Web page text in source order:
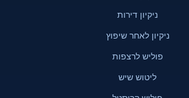
ניקיון דירות
ניקיון לאחר שיפוץ
פוליש לרצפות
ליטוש שיש